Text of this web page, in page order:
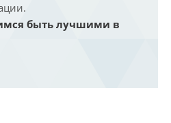
быть лучшими в